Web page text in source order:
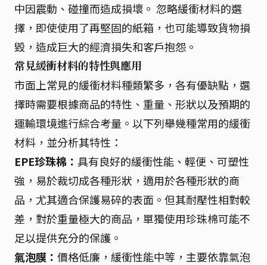
中因震動、碰撞而造成損壞。 忽略緩衝材料的選
擇，即使使用了再堅固的紙箱，也可能導致貨物損
毀，造成巨大的經濟損失和客戶抱怨。
常見緩衝材料的特性與應用
市面上常見的緩衝材料種類繁多，各有優缺點，選
擇時需要根據商品的特性、重量、形狀以及預期的
運輸環境進行綜合考量。以下列舉幾種常用的緩衝
材料，並分析其特性：
EPE珍珠棉： 具有良好的緩衝性能、輕便、可塑性
強，易於裁切成各種形狀，適用於各種形狀的商
品，尤其適合保護易碎的表面。但其耐壓性相對較
差，對於重量極大的商品，單獨使用珍珠棉可能不
足以提供充分的保護。
氣泡膜： 價格低廉，緩衝性能中等，主要依靠氣泡